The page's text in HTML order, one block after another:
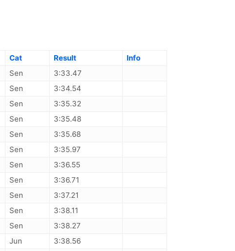
Cat Result
Info
Sen
3:33.47
Sen
3:34.54
Sen
3:35.32
Sen
3:35.48
Sen
3:35.68
Sen
3:35.97
Sen
3:36.55
Sen
3:36.71
Sen
3:37.21
Sen
3:38.11
Sen
3:38.27
Jun
3:38.56